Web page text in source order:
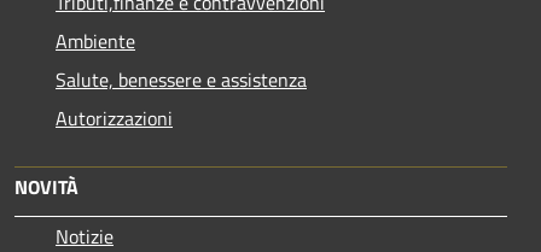
Ambiente
Salute, benessere e assistenza
Autorizzazioni
NOVITÀ
Notizie